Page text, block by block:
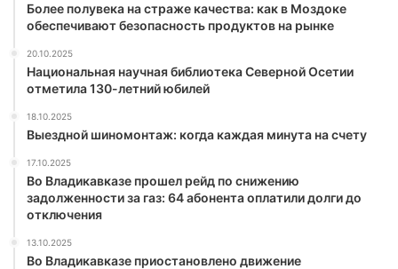
Более полувека на страже качества: как в Моздоке
обеспечивают безопасность продуктов на рынке
20.10.2025
Национальная научная библиотека Северной Осетии
отметила 130-летний юбилей
18.10.2025
Выездной шиномонтаж: когда каждая минута на счету
17.10.2025
Во Владикавказе прошел рейд по снижению
задолженности за газ: 64 абонента оплатили долги до
отключения
13.10.2025
Во Владикавказе приостановлено движение